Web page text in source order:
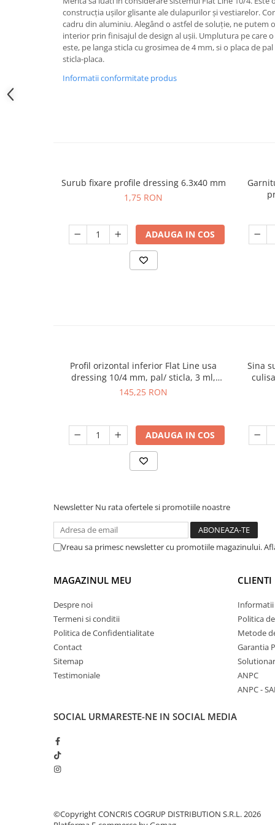
construcția ușilor glisante ale dulapurilor și vestiarelor.
cadru din aluminiu. Alegând o astfel de soluție, ne putem
interior prin finisajul de design al ușii. Umplutura pe care
este, pe langa sticla cu grosimea de 4 mm, si o placa de
sticla-placa.
Informatii conformitate produs
Surub fixare profile dressing 6.3x40 mm
1,75 RON
ADAUGA IN COS
Profil orizontal inferior Flat Line usa
dressing 10/4 mm, pal/ sticla, 3 ml,
negru mat
145,25 RON
ADAUGA IN COS
Sina
Newsletter Nu rata ofertele si promotiile noastre
Vreau sa primesc newsletter cu promotiile magazinului.
MAGAZINUL MEU
Despre noi
Termeni si conditii
Politica de Confidentialitate
Contact
Sitemap
Testimoniale
CLIENTI
Politica
Metode
Garantia
ANPC
ANPC -
SOCIAL URMARESTE-NE IN SOCIAL MEDIA
©Copyright CONCRIS COGRUP DISTRIBUTION S.R.L. 2026